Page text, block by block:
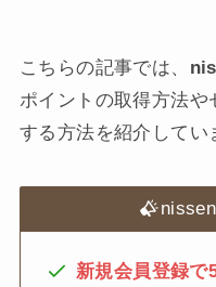
こちらの記事では、
ポイントの取得方法や
する方法を紹介してい
新規会員登録で